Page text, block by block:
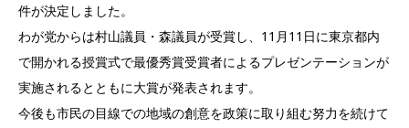
件が決定しました。
わが党からは村山議員・森議員が受賞し、11月11日に東京都内
で開かれる授賞式で最優秀賞受賞者によるプレゼンテーションが
実施されるとともに大賞が発表されます。
今後も市民の目線での地域の創意を政策に取り組む努力を続けて